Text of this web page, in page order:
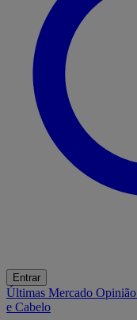
Entrar
Últimas Mercado Opinião
e Cabelo